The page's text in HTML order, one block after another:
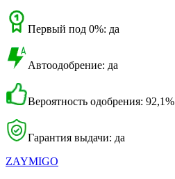
Первый под 0%: да
Автоодобрение: да
Вероятность одобрения: 92,1%
Гарантия выдачи: да
ZAYMIGO